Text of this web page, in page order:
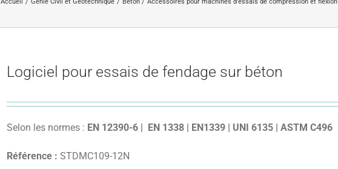
Logiciel pour essais de fendage sur béton
Selon les normes : EN 12390-6 | EN 1338 | EN1339 | UNI 6135 | ASTM C496
Référence : STDMC109-12N